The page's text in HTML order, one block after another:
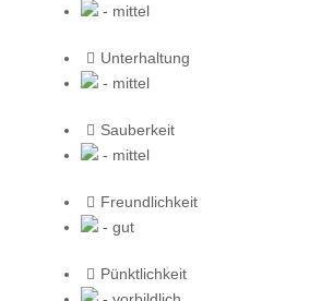
- mittel
Unterhaltung
- mittel
Sauberkeit
- mittel
Freundlichkeit
- gut
Pünktlichkeit